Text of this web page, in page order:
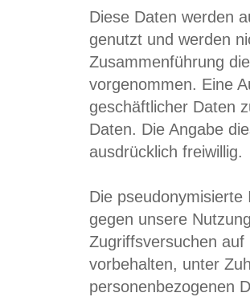
Diese Daten werden
genutzt und werden
Zusammenführung
vorgenommen. Eine
geschäftlicher Daten
Daten. Die Angabe
ausdrücklich freiwillig.
Die
gegen unsere
Zugriffsversuchen
vorbehalten, unter
personenbezogenen